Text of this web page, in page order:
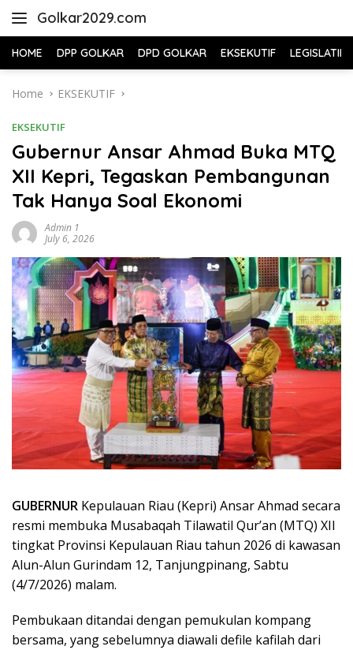
Golkar2029.com
HOME DPP GOLKAR DPD GOLKAR EKSEKUTIF LEGISLATIF
Home EKSEKUTIF
EKSEKUTIF
Gubernur Ansar Ahmad Buka MTQ
XII Kepri, Tegaskan Pembangunan
Tak Hanya Soal Ekonomi
Admin 1
July 6, 2026
GUBERNUR Kepulauan Riau (Kepri) Ansar Ahmad secara
resmi membuka Musabaqah Tilawatil Qur’an (MTQ) XII
tingkat Provinsi Kepulauan Riau tahun 2026 di kawasan
Alun-Alun Gurindam 12, Tanjungpinang, Sabtu
(4/7/2026) malam.
Pembukaan ditandai dengan pemukulan kompang
bersama, yang sebelumnya diawali defile kafilah dari